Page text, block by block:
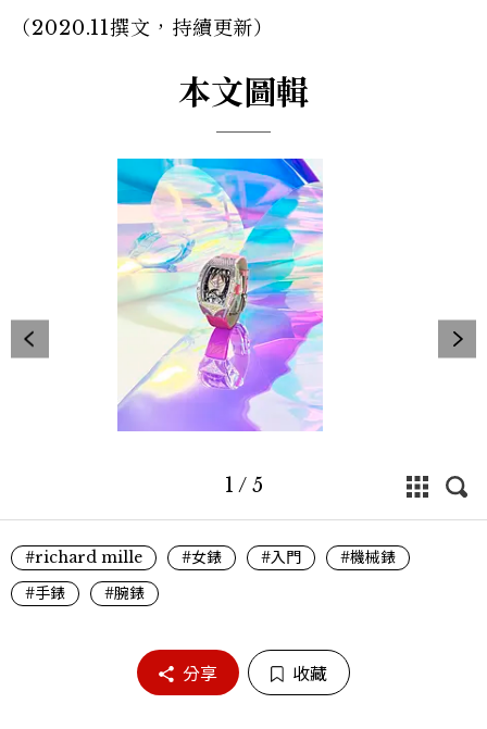
（2020.11撰文，持續更新）
本文圖輯
1 / 5
#richard mille #女錶 #入門
#機械錶
#手錶
#腕錶
分享 收藏